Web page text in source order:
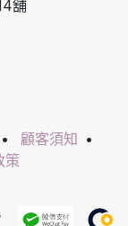
舖
• 顧客須知 •
策